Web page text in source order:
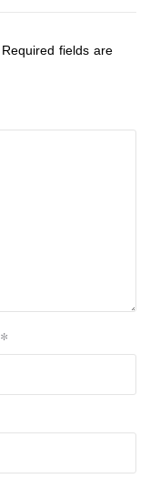
Required fields are
*